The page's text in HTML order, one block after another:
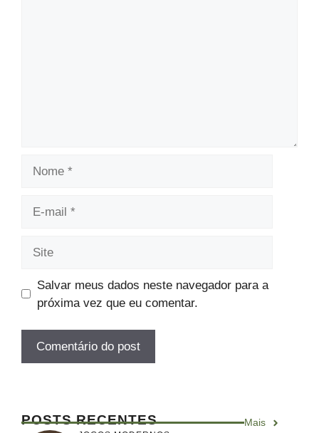
Salvar meus dados neste navegador para a
próxima vez que eu comentar.
POSTS RECENTES Mais